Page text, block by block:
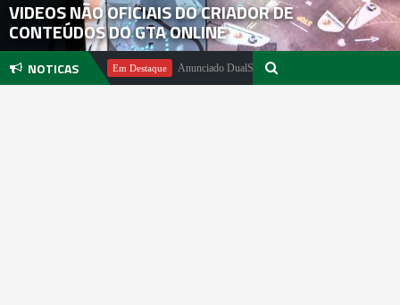
VIDEOS NÃO OFICIAIS DO CRIADOR DE
CONTEÚDOS DO GTA ONLINE
NOTICAS
Pachter Em Destaque Anunciado DualSense The Last of Us Limited Edition